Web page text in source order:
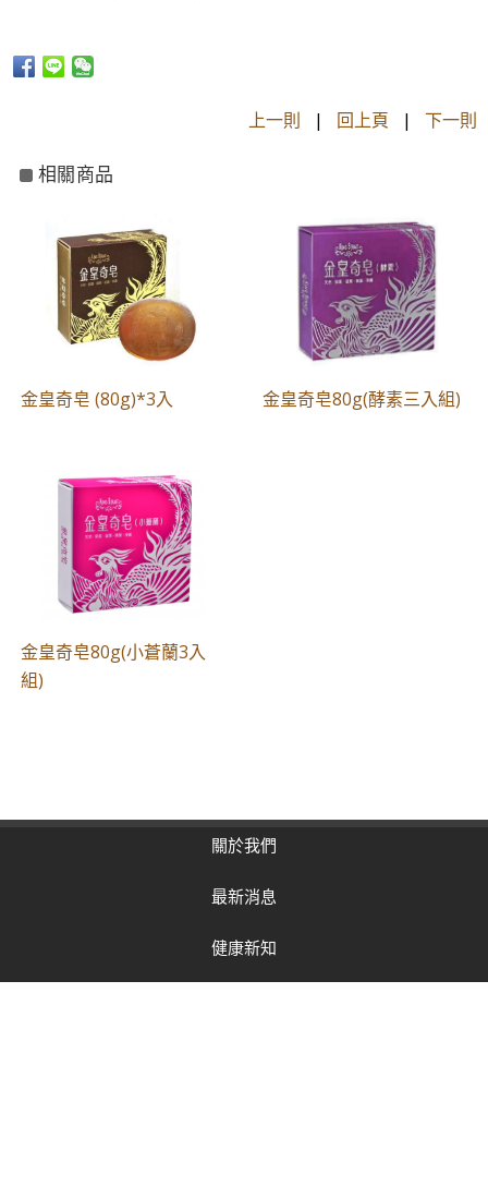
上一則 | 回上頁 | 下一則
相關商品
金皇奇皂 (80g)*3入 金皇奇皂80g(酵素三入組)
金皇奇皂80g(小蒼蘭3入
組)
關於我們
最新消息
健康新知